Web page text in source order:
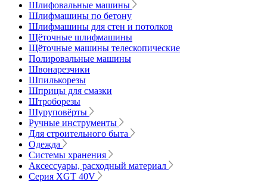
Шлифовальные машины
Шлифмашины по бетону
Шлифмашины для стен и потолков
Щёточные шлифмашины
Щёточные машины телескопические
Полировальные машины
Швонарезчики
Шпилькорезы
Шприцы для смазки
Штроборезы
Шуруповёрты
Ручные инструменты
Для строительного быта
Одежда
Системы хранения
Аксессуары, расходный материал
Серия XGT 40V